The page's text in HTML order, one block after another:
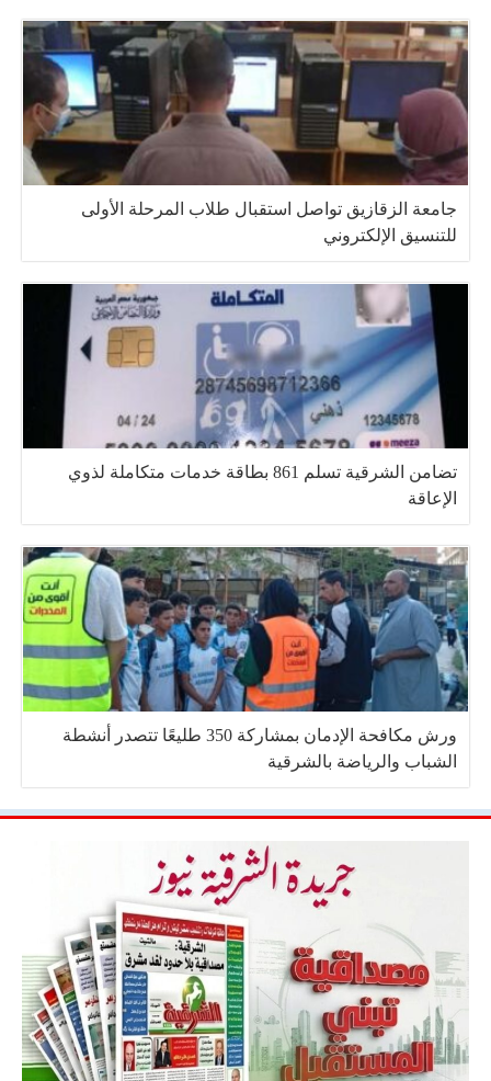
جامعة الزقازيق تواصل استقبال طلاب المرحلة الأولى
للتنسيق الإلكتروني
تضامن الشرقية تسلم 861 بطاقة خدمات متكاملة لذوي
الإعاقة
ورش مكافحة الإدمان بمشاركة 350 طليعًا تتصدر أنشطة
الشباب والرياضة بالشرقية